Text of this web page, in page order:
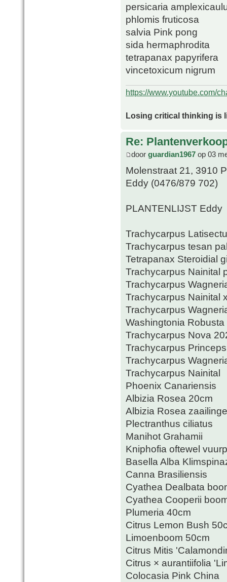
persicaria
phlomis fruticosa
salvia Pink pong
sida hermaphrodita
tetrapanax papyrifera
vincetoxicum nigrum
https://www.youtube.com/
Losing critical thinking is
Re:
door guardian1967 op 03
Molenstraat 21, 3910
Eddy (0476/879 702)
PLANTENLIJST Eddy
Trachycarpus
Trachycarpus tesan
Tetrapanax Steroidial
Trachycarpus Nainital
Trachycarpus
Trachycarpus Nainital
Trachycarpus
Washingtonia
Trachycarpus Nova
Trachycarpus
Trachycarpus
Trachycarpus Nainital
Phoenix Canariensis
Albizia Rosea 20cm
Albizia Rosea
Plectranthus ciliatus
Manihot Grahamii
Kniphofia oftewel
Basella Alba
Canna Brasiliensis
Cyathea Dealbata
Cyathea Cooperii
Plumeria 40cm
Citrus Lemon Bush
Limoenboom 50cm
Citrus Mitis
Citrus × aurantiifolia
Colocasia Pink China